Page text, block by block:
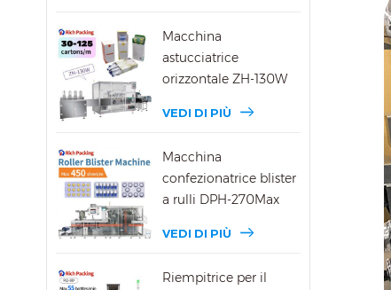
Macchina
astucciatrice
orizzontale ZH-130W
VEDI DI PIÙ
Macchina
confezionatrice blister
a rulli DPH-270Max
VEDI DI PIÙ
Riempitrice per il